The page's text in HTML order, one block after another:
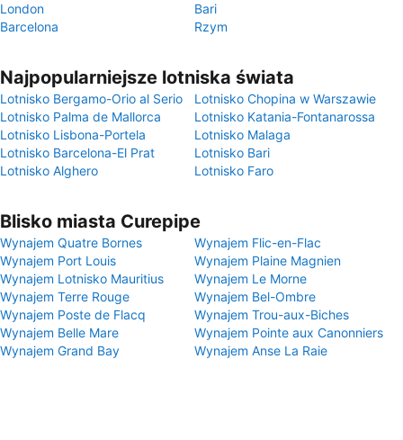
London
Bari
Barcelona
Rzym
Najpopularniejsze lotniska świata
Lotnisko Bergamo-Orio al Serio
Lotnisko Chopina w Warszawie
Lotnisko Palma de Mallorca
Lotnisko Katania-Fontanarossa
Lotnisko Lisbona-Portela
Lotnisko Malaga
Lotnisko Barcelona-El Prat
Lotnisko Bari
Lotnisko Alghero
Lotnisko Faro
Blisko miasta Curepipe
Wynajem Quatre Bornes
Wynajem Flic-en-Flac
Wynajem Port Louis
Wynajem Plaine Magnien
Wynajem Lotnisko Mauritius
Wynajem Le Morne
Wynajem Terre Rouge
Wynajem Bel-Ombre
Wynajem Poste de Flacq
Wynajem Trou-aux-Biches
Wynajem Belle Mare
Wynajem Pointe aux Canonniers
Wynajem Grand Bay
Wynajem Anse La Raie